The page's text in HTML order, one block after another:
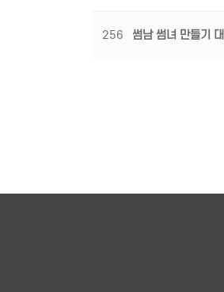
256 썸남 썸녀 만들기